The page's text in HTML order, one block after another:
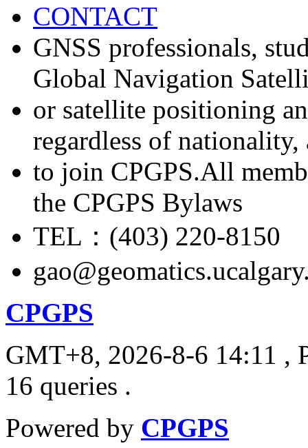
CONTACT
GNSS professionals,
Global Navigation
or satellite positioning
regardless of nationality,
to join CPGPS.All
the CPGPS Bylaws
TEL：(403) 220-8150
CPGPS
GMT+8, 2026-8-6 14:11 ,
16 queries .
Powered by CPGPS